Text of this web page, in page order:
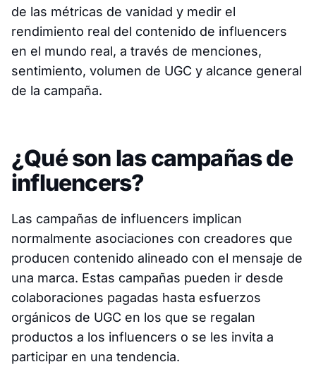
de las métricas de vanidad y medir el
rendimiento real del contenido de influencers
en el mundo real, a través de menciones,
sentimiento, volumen de UGC y alcance general
de la campaña.
¿Qué son las campañas de
influencers?
Las campañas de influencers implican
normalmente asociaciones con creadores que
producen contenido alineado con el mensaje de
una marca. Estas campañas pueden ir desde
colaboraciones pagadas hasta esfuerzos
orgánicos de UGC en los que se regalan
productos a los influencers o se les invita a
participar en una tendencia.